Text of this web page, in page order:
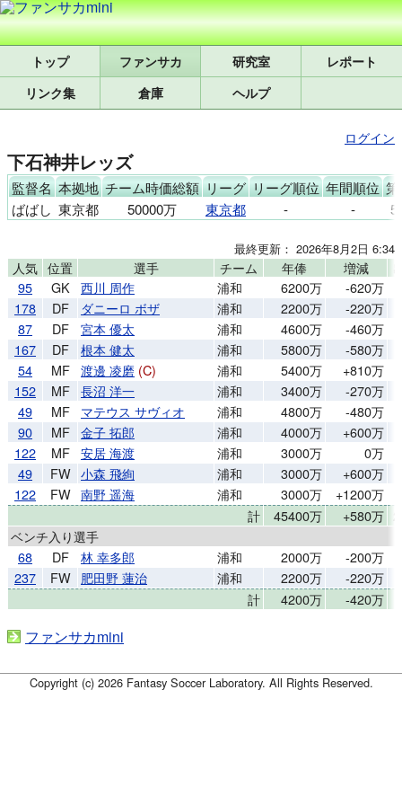
トップ 研究室
レポート
リンク集
倉庫 ヘルプ
ログイン
下石神井レッズ
監督名 本拠地 チーム時価総額 リーグ リーグ順位 年間順位
ばばし 東京都 50000万 東京都 - -
最終更新： 2026年8月2日 6:34
人気 位置 選手 チーム 年俸 増減
95
GK 西川 周作 浦和 6200万 -620万
178
DF ダニーロ ボザ 浦和 2200万 -220万
87
DF 宮本 優太 浦和 4600万 -460万
167
DF 根本 健太 浦和 5800万 -580万
54
MF 渡邊 凌磨 (C) 浦和 5400万 +810万
152
MF 長沼 洋一 浦和 3400万 -270万
49
MF マテウス サヴィオ 浦和 4800万 -480万
90
MF 金子 拓郎 浦和 4000万 +600万
122
MF 安居 海渡 浦和 3000万 0万
49
FW 小森 飛絢 浦和 3000万 +600万
122
FW 南野 遥海 浦和 3000万 +1200万
計
45400万 +580万
ベンチ入り選手
68
DF 林 幸多郎 浦和 2000万 -200万
237
FW 肥田野 蓮治 浦和 2200万 -220万
計
4200万 -420万
ファンサカmini
Copyright (c) 2026 Fantasy Soccer Laboratory. All Rights Reserved.